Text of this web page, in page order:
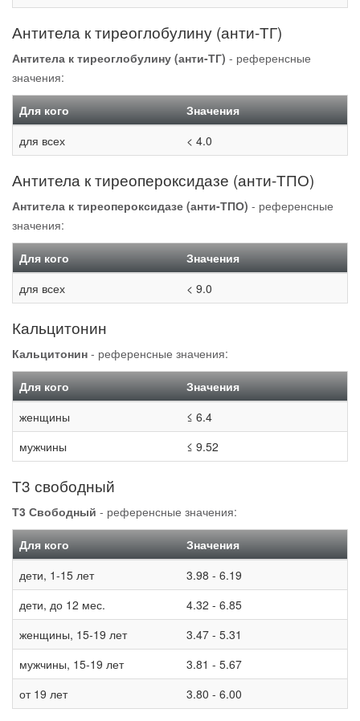
Антитела к тиреоглобулину (анти-ТГ)
Антитела к тиреоглобулину (анти-ТГ) - референсные
значения:
Для кого
Значения
для всех
< 4.0
Антитела к тиреопероксидазе (анти-ТПО)
Антитела к тиреопероксидазе (анти-ТПО) - референсные
значения:
Для кого
Значения
для всех
< 9.0
Кальцитонин
Кальцитонин - референсные значения:
Для кого
Значения
женщины
≤ 6.4
мужчины
≤ 9.52
Т3 свободный
Т3 Свободный - референсные значения:
Для кого
Значения
дети, 1-15 лет
3.98 - 6.19
дети, до 12 мес.
4.32 - 6.85
женщины, 15-19 лет
3.47 - 5.31
мужчины, 15-19 лет
3.81 - 5.67
от 19 лет
3.80 - 6.00